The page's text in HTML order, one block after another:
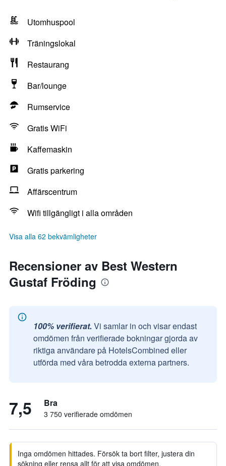
Utomhuspool
Träningslokal
Restaurang
Bar/lounge
Rumservice
Gratis WiFi
Kaffemaskin
Gratis parkering
Affärscentrum
Wifi tillgängligt i alla områden
Visa alla 62 bekvämligheter
Recensioner av Best Western
Gustaf Fröding
100% verifierat. Vi samlar in och visar endast
omdömen från verifierade bokningar gjorda av
riktiga användare på HotelsCombined eller
utförda med våra betrodda externa partners.
7,5 Bra
3 750 verifierade omdömen
Inga omdömen hittades. Försök ta bort filter, justera din
sökning eller rensa allt för att visa omdömen.